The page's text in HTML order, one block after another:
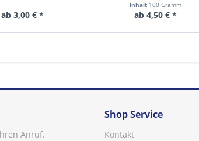
ab 3,00 € *
Inhalt 100 Gramm
ab 4,50 € *
Anruf.
Shop Service
Kontakt